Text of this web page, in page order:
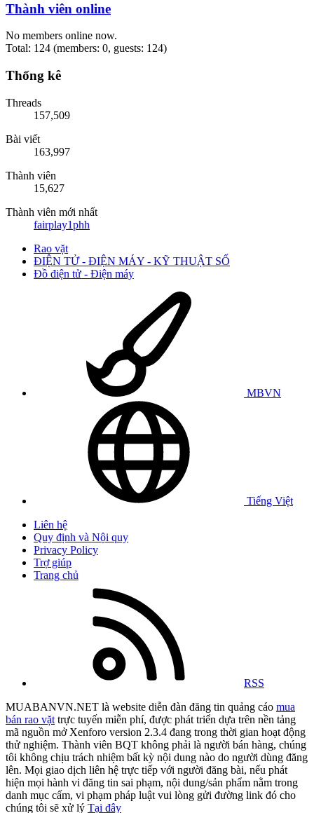
Thành viên online
No members online now.
Total: 124 (members: 0, guests: 124)
Thống kê
Threads
157,509
Bài viết
163,997
Thành viên
15,627
Thành viên mới nhất
fairplay1phh
Rao vặt
ĐIỆN TỬ - ĐIỆN MÁY - KỸ THUẬT SỐ
Đồ điện tử - Điện máy
MBVN
Tiếng Việt
Liên hệ
Quy định và Nội quy
Privacy Policy
Trợ giúp
Trang chủ
RSS
MUABANVN.NET là website diễn đàn đăng tin quảng cáo mua
bán rao vặt trực tuyến miễn phí, được phát triển dựa trên nền tảng
mã nguồn mở Xenforo version 2.3.4 đang trong thời gian hoạt động
thử nghiệm. Thành viên BQT không phải là người bán hàng, chúng
tôi không chịu trách nhiệm bất kỳ nội dung nào do người dùng đăng
lên. Mọi giao dịch liên hệ trực tiếp với người đăng bài, nếu phát
hiện mọi hành vi đăng tin sai phạm, nội dung/sản phẩm nằm trong
danh mục cấm, vi phạm pháp luật vui lòng gửi đường link đó cho
chúng tôi sẽ xử lý Tại đây